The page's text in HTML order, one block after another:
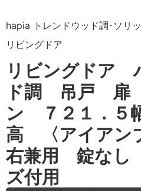
hapia トレンドウッド調･ソリ
リビングドア
リビングドア
ド調 吊戸 扉
ン ７２１．５
高 〈アイアン
右兼用 錠なし
ズ付用